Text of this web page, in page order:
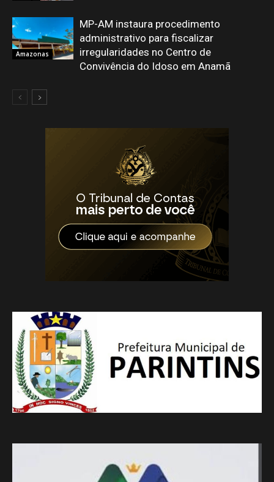
Amazonas
MP-AM instaura procedimento
administrativo para fiscalizar
irregularidades no Centro de
Convivência do Idoso em Anamã